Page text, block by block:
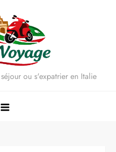
ou s'expatrier en Italie